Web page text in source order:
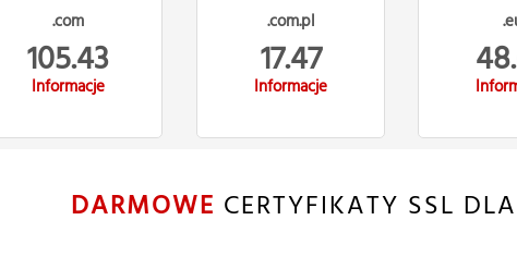
.com
105.43
Informacje
.com.pl
17.47
Informacje
DARMOWE CERTYFIKATY SSL